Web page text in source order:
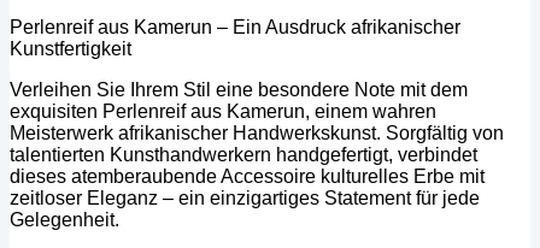
Perlenreif aus Kamerun – Ein Ausdruck afrikanischer
Kunstfertigkeit
Verleihen Sie Ihrem Stil eine besondere Note mit dem
exquisiten Perlenreif aus Kamerun, einem wahren
Meisterwerk afrikanischer Handwerkskunst. Sorgfältig von
talentierten Kunsthandwerkern handgefertigt, verbindet
dieses atemberaubende Accessoire kulturelles Erbe mit
zeitloser Eleganz – ein einzigartiges Statement für jede
Gelegenheit.